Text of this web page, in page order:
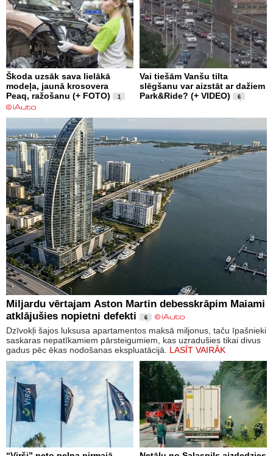
Škoda uzsāk sava lielākā
modeļa, jaunā krosovera
Peaq, ražošanu (+ FOTO)
1
Vai tiešām Vanšu tilta
slēgšanu var aizstāt ar dažiem
Park&Ride? (+ VIDEO)
6
Miljardu vērtajam Aston Martin debesskrāpim Maiami
atklājušies nopietni defekti
6
Dzīvokļi šajos luksusa apartamentos maksā miljonus, taču īpašnieki
saskaras nepatīkamiem pārsteigumiem, kas uzradušies tikai divus
gadus pēc ēkas nodošanas ekspluatācijā. LASĪT VAIRĀK